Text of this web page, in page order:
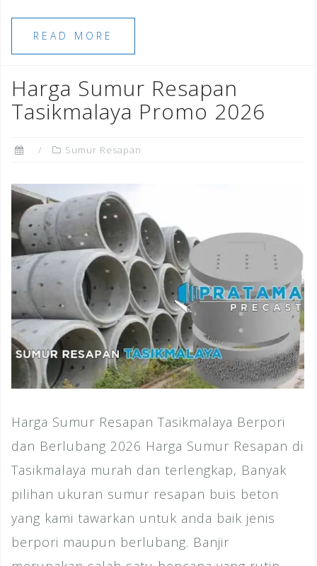
c
e
b
o
o
k
tt
e
r
ai
l
k
dI
n st
READ MORE
Harga Sumur Resapan
Tasikmalaya Promo 2026
Sumur Resapan
Harga Sumur Resapan Tasikmalaya Berpori
dan Berlubang 2026 Harga Sumur Resapan di
Tasikmalaya murah dan terlengkap, Banyak
pilihan ukuran sumur resapan buis beton
yang kami tawarkan untuk anda baik jenis
berpori maupun berlubang. Banjir